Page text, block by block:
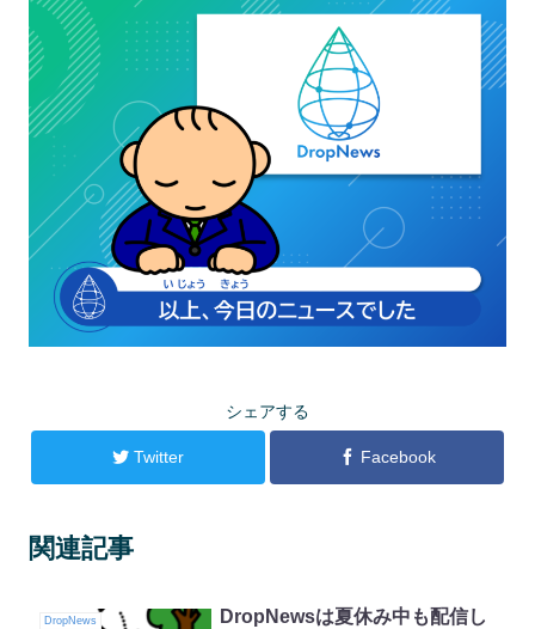
シェアする
Twitter Facebook
関連記事
DropNews
DropNewsは夏休み中も配信し